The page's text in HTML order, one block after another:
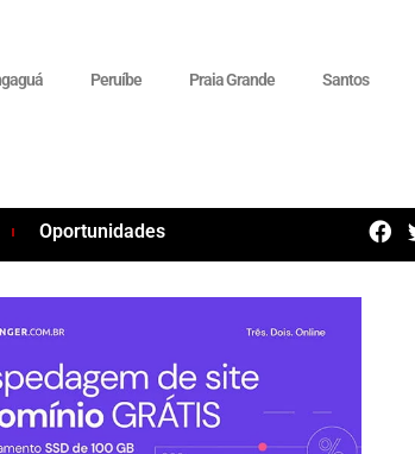
Peruíbe Praia Grande Santos
Oportunidades